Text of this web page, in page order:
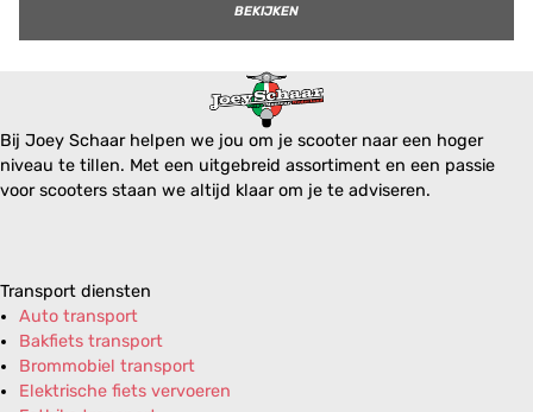
BEKIJKEN
Bij Joey Schaar helpen we jou om je scooter naar een hoger
niveau te tillen. Met een uitgebreid assortiment en een passie
voor scooters staan we altijd klaar om je te adviseren.
Transport diensten
Auto transport
Bakfiets transport
Brommobiel transport
Elektrische fiets vervoeren